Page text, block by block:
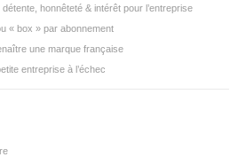
honnêteté & intérêt pour l’entreprise
« box » par abonnement
une marque française
entreprise à l’échec